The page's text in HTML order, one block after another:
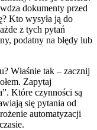
dokumenty przed
Kto wysyła ją do
z tych pytań
podatny na błędy lub
Właśnie tak – zacznij
Zapytaj
Które czynności są
się pytania od
automatyzacji